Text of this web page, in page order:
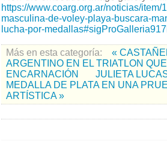
https://www.coarg.org.ar/noticias/item/
masculina-de-voley-playa-buscara-
lucha-por-
Más en esta categoría:
«
ARGENTINO EN EL TRIATLON
ENCARNACIÓN
JULIETA
MEDALLA DE PLATA EN UNA
ARTÍSTICA »